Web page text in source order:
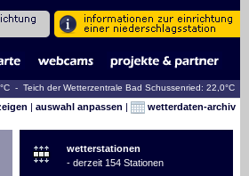
- Teich der Wetterzentrale Bad Schussenried: 22,0°C
| auswahl anpassen | wetterdaten-archiv
wetterstationen
- derzeit 154 Stationen